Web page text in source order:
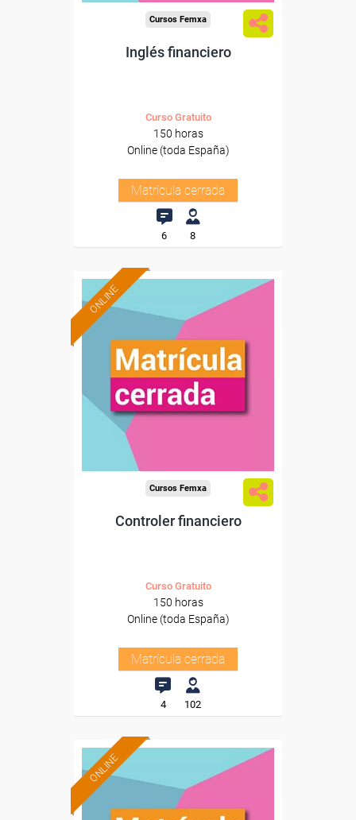
Cursos Femxa
Inglés financiero
Curso Gratuito
150 horas
Online (toda España)
Matrícula cerrada
6 8
ONLINE
Cursos Femxa
Controler financiero
Curso Gratuito
150 horas
Online (toda España)
Matrícula cerrada
4 102
ONLINE